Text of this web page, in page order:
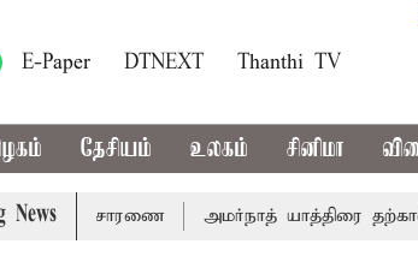
E-Paper DTNEXT Thanthi TV
தேசியம் உலகம் சினிமா
Newsவிசாரணை அமர்நாத் யாத்திரை